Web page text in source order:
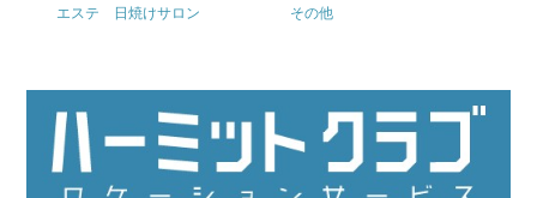
エステ 日焼けサロン
その他